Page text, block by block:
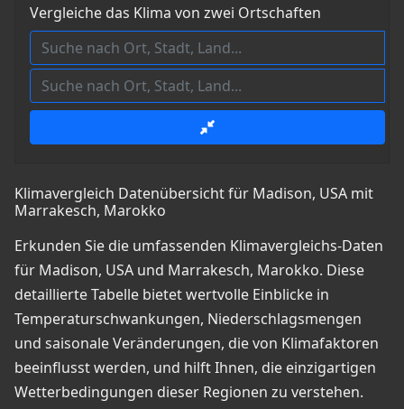
Vergleiche das Klima von zwei Ortschaften
Klimavergleich Datenübersicht für Madison, USA mit
Marrakesch, Marokko
Erkunden Sie die umfassenden Klimavergleichs-Daten
für Madison, USA und Marrakesch, Marokko. Diese
detaillierte Tabelle bietet wertvolle Einblicke in
Temperaturschwankungen, Niederschlagsmengen
und saisonale Veränderungen, die von Klimafaktoren
beeinflusst werden, und hilft Ihnen, die einzigartigen
Wetterbedingungen dieser Regionen zu verstehen.